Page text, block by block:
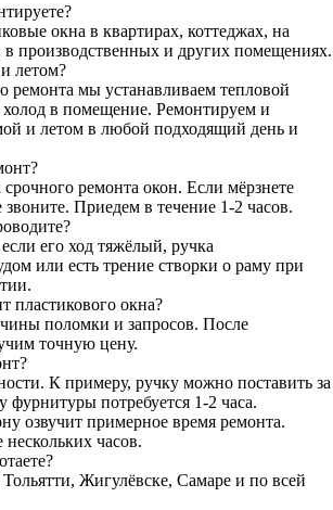
окна в квартирах, коттеджах, на
в производственных и других помещениях.
летом?
ремонта мы устанавливаем тепловой
холод в помещение. Ремонтируем и
и летом в любой подходящий день и
срочного ремонта окон. Если мёрзнете
звоните. Приедем в течение 1-2 часов.
его ход тяжёлый, ручка
или есть трение створки о раму при
пластикового окна?
поломки и запросов. После
точную цену.
К примеру, ручку можно поставить за
фурнитуры потребуется 1-2 часа.
озвучит примерное время ремонта.
часов.
Жигулёвске, Самаре и по всей